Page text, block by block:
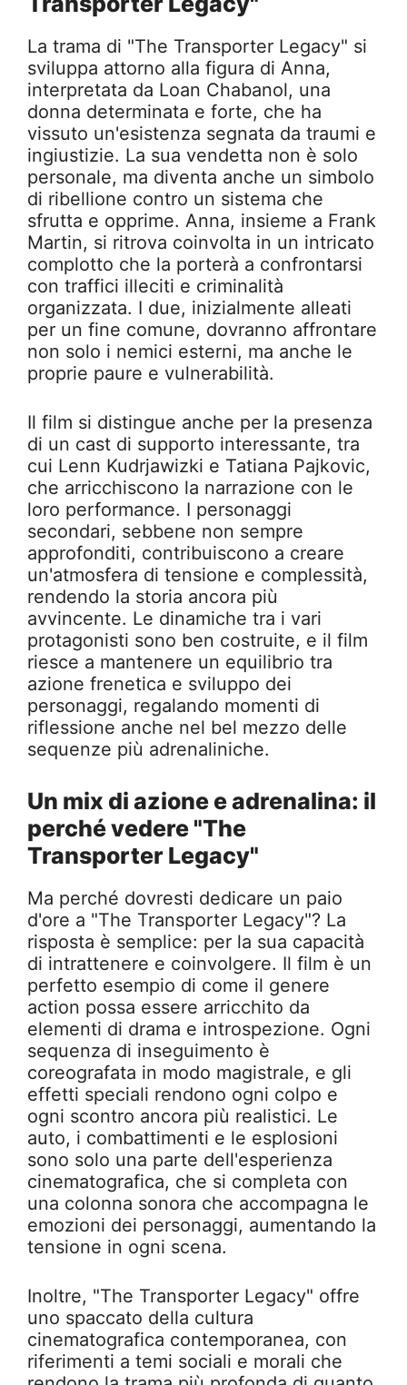
La trama di "The Transporter Legacy" si
sviluppa attorno alla figura di Anna,
interpretata da Loan Chabanol, una
donna determinata e forte, che ha
vissuto un'esistenza segnata da traumi e
ingiustizie. La sua vendetta non è solo
personale, ma diventa anche un simbolo
di ribellione contro un sistema che
sfrutta e opprime. Anna, insieme a Frank
Martin, si ritrova coinvolta in un intricato
complotto che la porterà a confrontarsi
con traffici illeciti e criminalità
organizzata. I due, inizialmente alleati
per un fine comune, dovranno affrontare
non solo i nemici esterni, ma anche le
proprie paure e vulnerabilità.
Il film si distingue anche per la presenza
di un cast di supporto interessante, tra
cui Lenn Kudrjawizki e Tatiana Pajkovic,
che arricchiscono la narrazione con le
loro performance. I personaggi
secondari, sebbene non sempre
approfonditi, contribuiscono a creare
un'atmosfera di tensione e complessità,
rendendo la storia ancora più
avvincente. Le dinamiche tra i vari
protagonisti sono ben costruite, e il film
riesce a mantenere un equilibrio tra
azione frenetica e sviluppo dei
personaggi, regalando momenti di
riflessione anche nel bel mezzo delle
sequenze più adrenaliniche.
Un mix di azione e adrenalina: il
perché vedere "The
Transporter Legacy"
Ma perché dovresti dedicare un paio
d'ore a "The Transporter Legacy"? La
risposta è semplice: per la sua capacità
di intrattenere e coinvolgere. Il film è un
perfetto esempio di come il genere
action possa essere arricchito da
elementi di drama e introspezione. Ogni
sequenza di inseguimento è
coreografata in modo magistrale, e gli
effetti speciali rendono ogni colpo e
ogni scontro ancora più realistici. Le
auto, i combattimenti e le esplosioni
sono solo una parte dell'esperienza
cinematografica, che si completa con
una colonna sonora che accompagna le
emozioni dei personaggi, aumentando la
tensione in ogni scena.
Inoltre, "The Transporter Legacy" offre
uno spaccato della cultura
cinematografica contemporanea, con
riferimenti a temi sociali e morali che